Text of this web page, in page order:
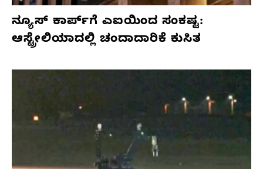
ನ್ಯೂಸ್ ಕಾರ್ಪ್‌ಗೆ ಎಐಯಿಂದ ಸಂಕಷ್ಟ:
ಆಸ್ಟ್ರೇಲಿಯಾದಲ್ಲಿ ಚಂದಾದಾರಿಕೆ ಕುಸಿತ